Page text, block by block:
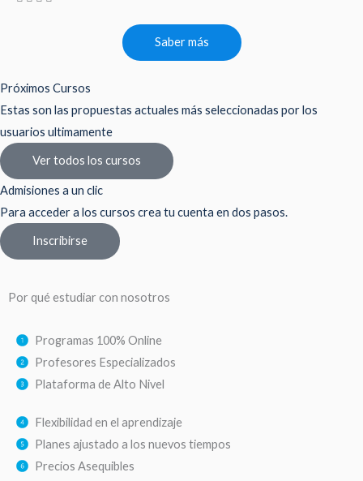
Saber más
Próximos Cursos
Estas son las propuestas actuales más seleccionadas por los
usuarios ultimamente
Ver todos los cursos
Admisiones a un clic
Para acceder a los cursos crea tu cuenta en dos pasos.
Inscribirse
Por qué estudiar con nosotros
Programas 100% Online
Profesores Especializados
Plataforma de Alto Nivel
Flexibilidad en el aprendizaje
Planes ajustado a los nuevos tiempos
Precios Asequibles